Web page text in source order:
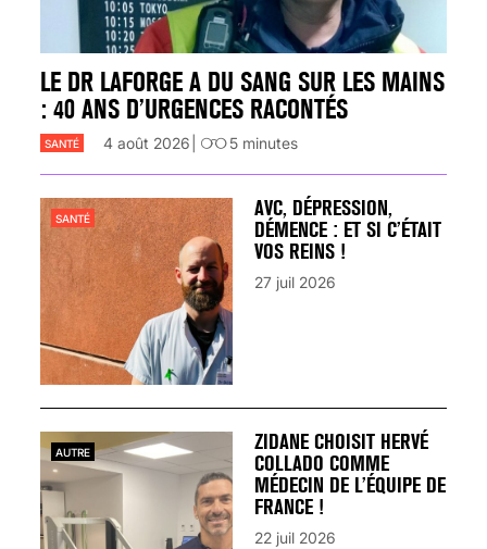
LE DR LAFORGE A DU SANG SUR LES MAINS
: 40 ANS D’URGENCES RACONTÉS
SANTÉ 4 août 2026 5 minutes
AVC, DÉPRESSION,
DÉMENCE : ET SI C’ÉTAIT
VOS REINS !
SANTÉ
27 juil 2026
ZIDANE CHOISIT HERVÉ
COLLADO COMME
MÉDECIN DE L’ÉQUIPE DE
FRANCE !
AUTRE
22 juil 2026